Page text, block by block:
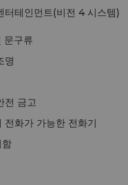
터테인먼트(비전 4 시스템)
문구류
명
전 금고
전화가 가능한 전화기
함